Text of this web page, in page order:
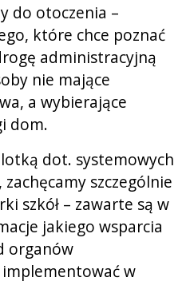
do otoczenia –
które chce poznać
administracyjną
nie mające
a wybierające
dom.
dot. systemowych
szczególnie
szkół – zawarte są w
jakiego wsparcia
organów
w